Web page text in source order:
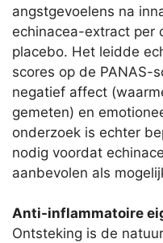
angstgevoelens na
echinacea-extract per
placebo. Het leidde
scores op de PANAS-
negatief affect
gemeten) en
onderzoek is echter
nodig voordat
aanbevolen als
Anti-inflammatoire
Ontsteking is de